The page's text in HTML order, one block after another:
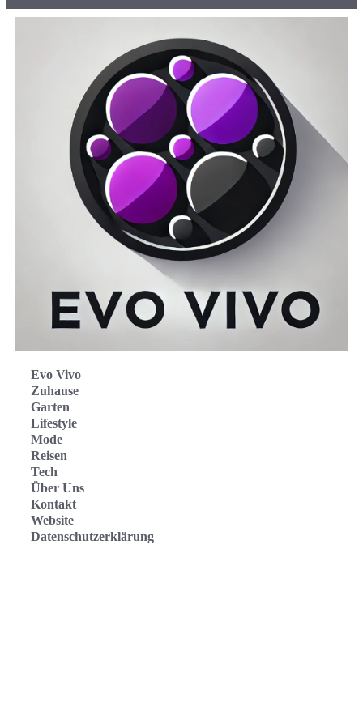
Evo Vivo
Zuhause
Garten
Lifestyle
Mode
Reisen
Tech
Über Uns
Kontakt
Website
Datenschutzerklärung